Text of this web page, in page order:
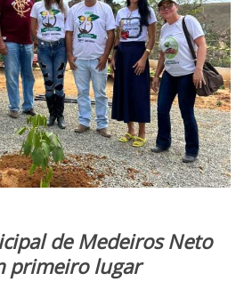
de Medeiros Neto
primeiro lugar